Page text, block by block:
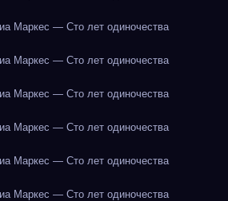
Маркес — Сто лет одиночества
Маркес — Сто лет одиночества
Маркес — Сто лет одиночества
Маркес — Сто лет одиночества
Маркес — Сто лет одиночества
Маркес — Сто лет одиночества